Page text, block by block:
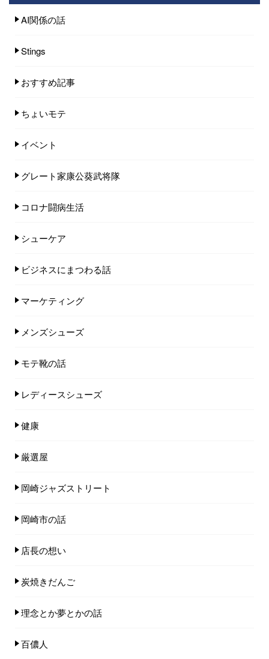
AI関係の話
Stings
おすすめ記事
ちょいモテ
イベント
グレート家康公葵武将隊
コロナ闘病生活
シューケア
ビジネスにまつわる話
マーケティング
メンズシューズ
モテ靴の話
レディースシューズ
健康
厳選屋
岡崎ジャズストリート
岡崎市の話
店長の想い
炭焼きだんご
理念とか夢とかの話
百儂人